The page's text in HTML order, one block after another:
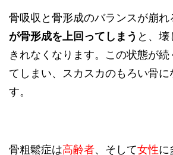
骨吸収と骨形成のバランスが崩れ
が骨形成を上回ってしまう と、
きれなくなります。この状態が続
てしまい、スカスカのもろい骨
す。
骨粗鬆症は高齢者、そして女性に